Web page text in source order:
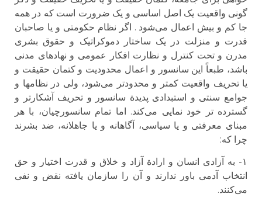
گونی واقعیت یک اصل اساسی و یک ضرورت است که در همه
جا کم و بیش اعمال می‌شود . اگر نظام حکومتی و یا صاحبان
قدرت و منزلت در یک ساختار دموکراتیک و حقوق بشری
مدرن و تحت کنترل و نظارت افکار عمومی و نهادهای مدنی
باشد، طبعاً این سانسور و اعمال محدودیت و کتمان حقیقت و
یا تحریف واقعیت کمتر و محدود‌تر می‌شود، ولی در نظامها و
جوامع سنتی و استبدادی پدیدة سانسور و تحریف آشکارتر و
گسترده تر خود نمایی می‌کند. اما تمام سانسورچیان، با هر
مبنای معرفتی و یا سیاسی، آگاهانه و یا جاهلانه، ضد بشرند
چرا که:
۱- به آزادی انسان و ارادة آزاد و خلاق و قدرت اختیار و حق
انتخاب آدمی باور ندارند و آن را سازمان یافته نقض و نفی
می‌کنند.